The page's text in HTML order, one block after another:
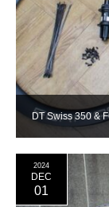
DT Swiss 350 &
2024
DEC
01